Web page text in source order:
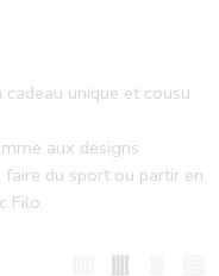
unique et cousu
aux designs
du sport ou partir en
Filo.